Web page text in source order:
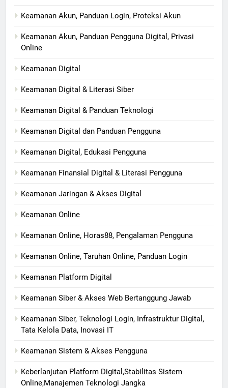
Keamanan Akun, Panduan Login, Proteksi Akun
Keamanan Akun, Panduan Pengguna Digital, Privasi
Online
Keamanan Digital
Keamanan Digital & Literasi Siber
Keamanan Digital & Panduan Teknologi
Keamanan Digital dan Panduan Pengguna
Keamanan Digital, Edukasi Pengguna
Keamanan Finansial Digital & Literasi Pengguna
Keamanan Jaringan & Akses Digital
Keamanan Online
Keamanan Online, Horas88, Pengalaman Pengguna
Keamanan Online, Taruhan Online, Panduan Login
Keamanan Platform Digital
Keamanan Siber & Akses Web Bertanggung Jawab
Keamanan Siber, Teknologi Login, Infrastruktur Digital,
Tata Kelola Data, Inovasi IT
Keamanan Sistem & Akses Pengguna
Keberlanjutan Platform Digital,Stabilitas Sistem
Online,Manajemen Teknologi Jangka